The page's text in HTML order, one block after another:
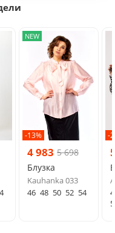
NEW
-13%
4 983 5 698
Блузка
Kauhanka 033
46 48 50 52 54
-